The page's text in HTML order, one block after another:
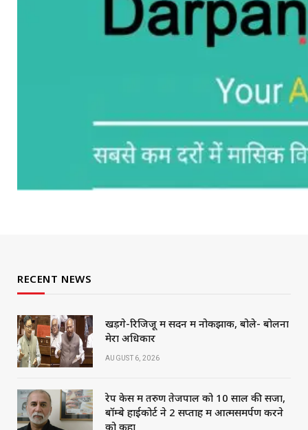
RECENT NEWS
खड़गे-रिजिजू में सदन में नोकझोंक, बोले- बोलना
मेरा अधिकार
AUGUST 6, 2026
रेप केस में तरुण तेजपाल को 10 साल की सजा,
बॉम्बे हाईकोर्ट ने 2 सप्ताह में आत्मसमर्पण करने
को कहा